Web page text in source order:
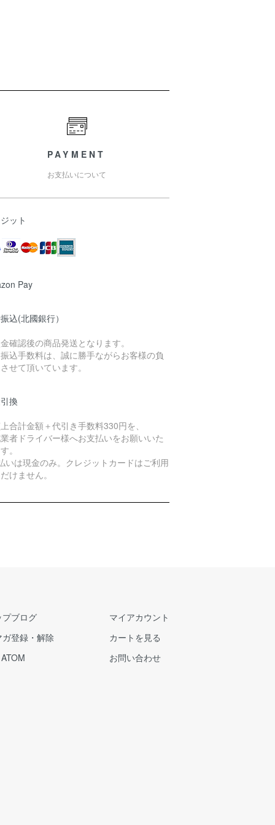
PAYMENT
お支払いについて
ット
Pay
込(北國銀行）
確認後の商品発送となります。
込手数料は、誠に勝手ながらお客様の負
せて頂いています。
換
合計金額＋代引き手数料330円を、
者ドライバー様へお支払いをお願いいた
。
いは現金のみ。クレジットカードはご利用
けません。
プブログ
ガ登録・解除
ATOM
マイアカウント
カートを見る
お問い合わせ